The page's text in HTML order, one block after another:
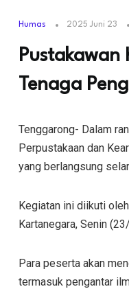
Humas 2025 Juni 23
Pustakawan
Tenaga
Tenggarong- Dalam
Perpustakaan dan
yang berlangsung
Kegiatan ini diikuti
Kartanegara, Senin
Para peserta akan
termasuk pengantar